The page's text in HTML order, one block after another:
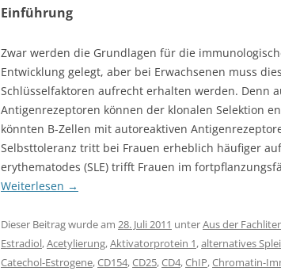
Einführung
Zwar werden die Grundlagen für die
Entwicklung gelegt, aber bei Erwachsenen muss
Schlüsselfaktoren aufrecht erhalten werden. Denn
Antigenrezeptoren können der klonalen Selektion
könnten B-Zellen mit autoreaktiven
Selbsttoleranz tritt bei Frauen erheblich häufiger
erythematodes (SLE) trifft Frauen im
Weiterlesen →
Dieser Beitrag wurde am 28. Juli 2011 unterAus der
Estradiol,Acetylierung,Aktivatorprotein 1,alternatives
Catechol-Estrogene,CD154,CD25,CD4,ChIP,Chromatin-